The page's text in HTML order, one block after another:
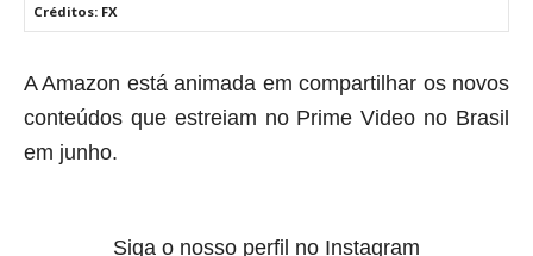
Créditos: FX
A Amazon está animada em compartilhar os novos
conteúdos que estreiam no Prime Video no Brasil
em junho.
Siga o nosso perfil no Instagram